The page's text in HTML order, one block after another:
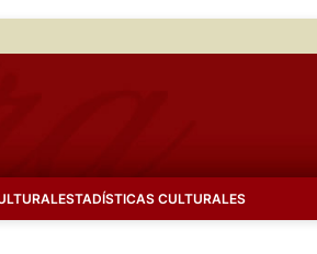
ESTADÍSTICAS CULTURALES